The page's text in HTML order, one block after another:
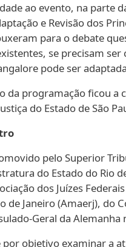
ao evento, na parte
e Revisão dos
para o debate
se precisam
pode ser
da programação ficou a
do Estado de São
pelo Superior
do Estado do Rio
dos Juízes
de Janeiro (Amaerj), do
Geral da Alemanha
objetivo examinar a